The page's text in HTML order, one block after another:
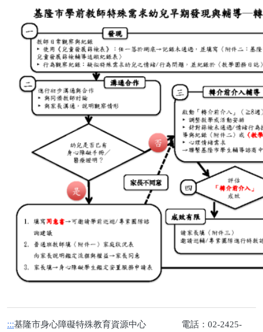
:::基隆市身心障礙特殊教育資源中心 電話：02-2425-